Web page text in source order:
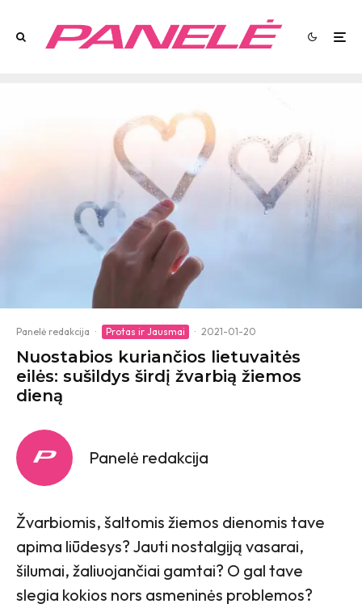
Panelė redakcija · Protas ir Jausmai · 2021-01-20
Nuostabios kuriančios lietuvaitės
eilės: sušildys širdį žvarbią žiemos
dieną
Panelė redakcija
Žvarbiomis, šaltomis žiemos dienomis tave
apima liūdesys? Jauti nostalgiją vasarai,
šilumai, žaliuojančiai gamtai? O gal tave
slegia kokios nors asmeninės problemos?